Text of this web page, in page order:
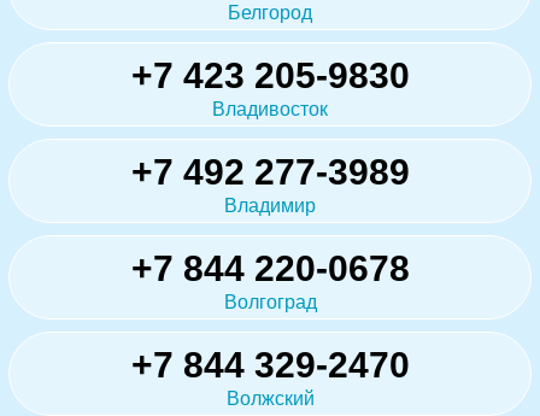
Белгород
+7 423 205-9830
Владивосток
+7 492 277-3989
Владимир
+7 844 220-0678
Волгоград
+7 844 329-2470
Волжский